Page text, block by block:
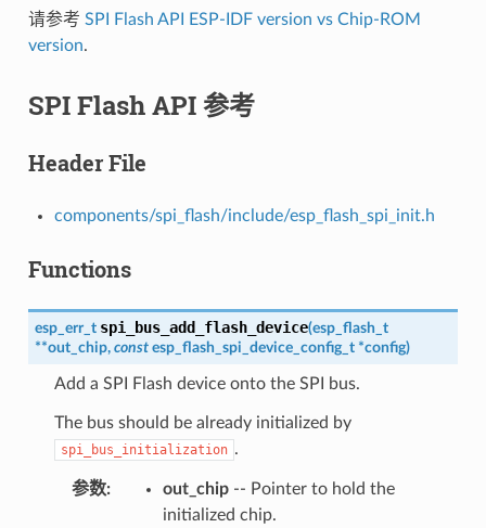
请参考 SPI Flash API ESP-IDF version vs Chip-ROM
version.
SPI Flash API 参考
Header File
components/spi_flash/include/esp_flash_spi_init.h
Functions
esp_err_t spi_bus_add_flash_device(esp_flash_t
**out_chip, const esp_flash_spi_device_config_t *config)
Add a SPI Flash device onto the SPI bus.
The bus should be already initialized by
spi_bus_initialization .
参数 out_chip-- Pointer to hold the
initialized chip.